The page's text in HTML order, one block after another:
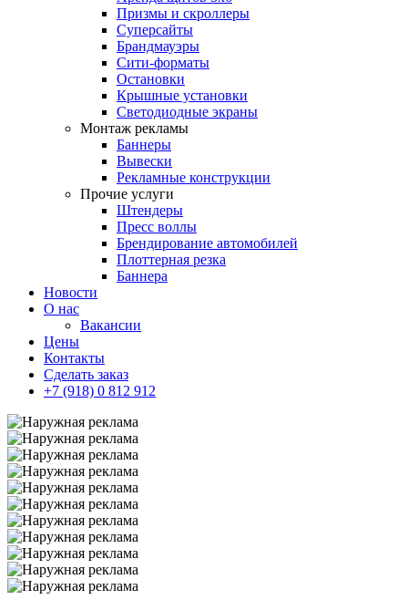
Призмы и скроллеры
Суперсайты
Брандмауэры
Сити-форматы
Остановки
Крышные установки
Светодиодные экраны
Монтаж рекламы
Баннеры
Вывески
Рекламные конструкции
Прочие услуги
Штендеры
Пресс воллы
Брендирование автомобилей
Плоттерная резка
Баннера
Новости
О нас
Вакансии
Цены
Контакты
Сделать заказ
+7 (918) 0 812 912